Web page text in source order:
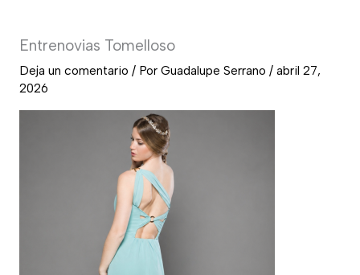
Entrenovias Tomelloso
Deja un comentario / Por Guadalupe Serrano / abril 27,
2026